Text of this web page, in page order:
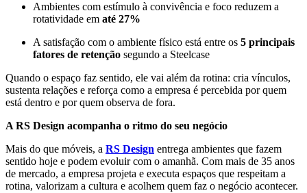
Ambientes com estímulo à convivência e foco reduzem a
rotatividade em até 27%
A satisfação com o ambiente físico está entre os 5 principais
fatores de retenção segundo a Steelcase
Quando o espaço faz sentido, ele vai além da rotina: cria vínculos,
sustenta relações e reforça como a empresa é percebida por quem
está dentro e por quem observa de fora.
A RS Design acompanha o ritmo do seu negócio
Mais do que móveis, a RS Design entrega ambientes que fazem
sentido hoje e podem evoluir com o amanhã. Com mais de 35 anos
de mercado, a empresa projeta e executa espaços que respeitam a
rotina, valorizam a cultura e acolhem quem faz o negócio acontecer.